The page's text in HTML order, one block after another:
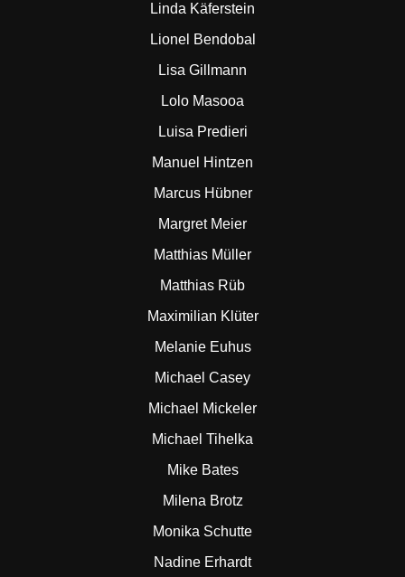
Linda Käferstein
Lionel Bendobal
Lisa Gillmann
Lolo Masooa
Luisa Predieri
Manuel Hintzen
Marcus Hübner
Margret Meier
Matthias Müller
Matthias Rüb
Maximilian Klüter
Melanie Euhus
Michael Casey
Michael Mickeler
Michael Tihelka
Mike Bates
Milena Brotz
Monika Schutte
Nadine Erhardt